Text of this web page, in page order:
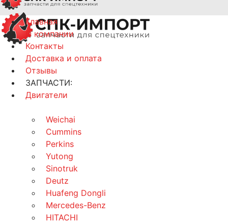
Главная
О компании
Контакты
Доставка и оплата
Отзывы
ЗАПЧАСТИ:
Двигатели
Weichai
Cummins
Perkins
Yutong
Sinotruk
Deutz
Huafeng Dongli
Mercedes-Benz
HITACHI